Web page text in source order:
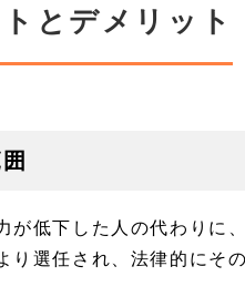
とデメリット
が低下した人の代わりに
選任され、法律的にそ